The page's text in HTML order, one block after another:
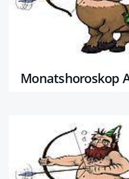
Monatshoroskop